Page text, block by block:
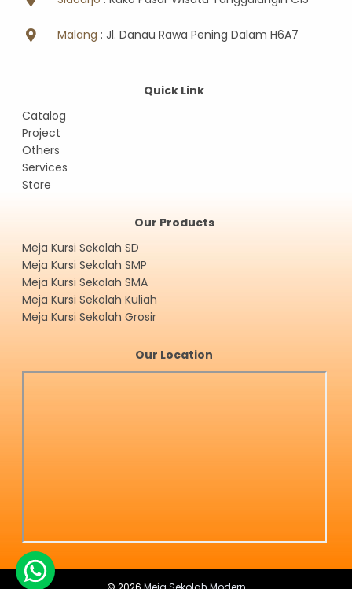
Malang : Jl. Danau Rawa Pening Dalam H6A7
Quick Link
Catalog
Project
Others
Services
Store
Our Products
Meja Kursi Sekolah SD
Meja Kursi Sekolah SMP
Meja Kursi Sekolah SMA
Meja Kursi Sekolah Kuliah
Meja Kursi Sekolah Grosir
Our Location